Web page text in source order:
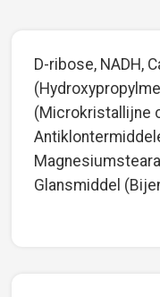
D-ribose, NADH,
(Microkristallijne
Glansmiddel